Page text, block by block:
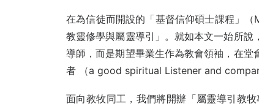
在為信徒而開設的「基督信仰碩士課程」
教靈修學與屬靈導引」。就如本文一始所
導師，而是期望畢業生作為教會領袖，在
者 （a good spiritual Listener and
面向教牧同工，我們將開辦「屬靈導引教